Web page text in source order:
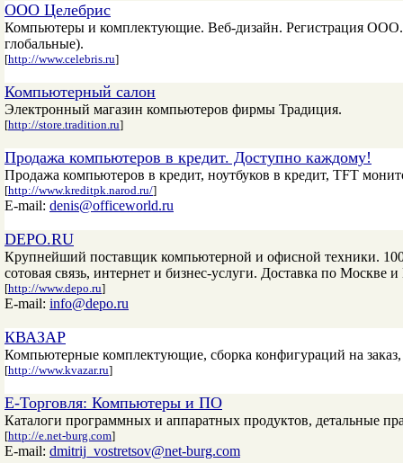
OOO Целебрис
Компьютеры и комплектующие. Веб-дизайн. Регистрация
глобальные).
[http://www.celebris.ru]
Компьютерный салон
Электронный магазин компьютеров фирмы Традиция.
[http://store.tradition.ru]
Продажа компьютеров в кредит. Доступно каждому!
Продажа компьютеров в кредит, ноутбуков в кредит, TFT
[http://www.kreditpk.narod.ru/]
E-mail: denis@officeworld.ru
DEPO.RU
Крупнейший поставщик компьютерной и офисной техники.
сотовая связь, интернет и бизнес-услуги. Доставка по Москве
[http://www.depo.ru]
E-mail: info@depo.ru
КВАЗАР
Компьютерные комплектующие, сборка конфигураций на
[http://www.kvazar.ru]
Е-Торговля: Компьютеры и ПО
Каталоги программных и аппаратных продуктов, детальные
[http://e.net-burg.com]
E-mail: dmitrij_vostretsov@net-burg.com